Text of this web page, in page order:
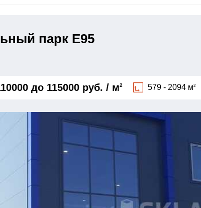
парк E95
до 115000 руб. / м2 579 - 2094 м2